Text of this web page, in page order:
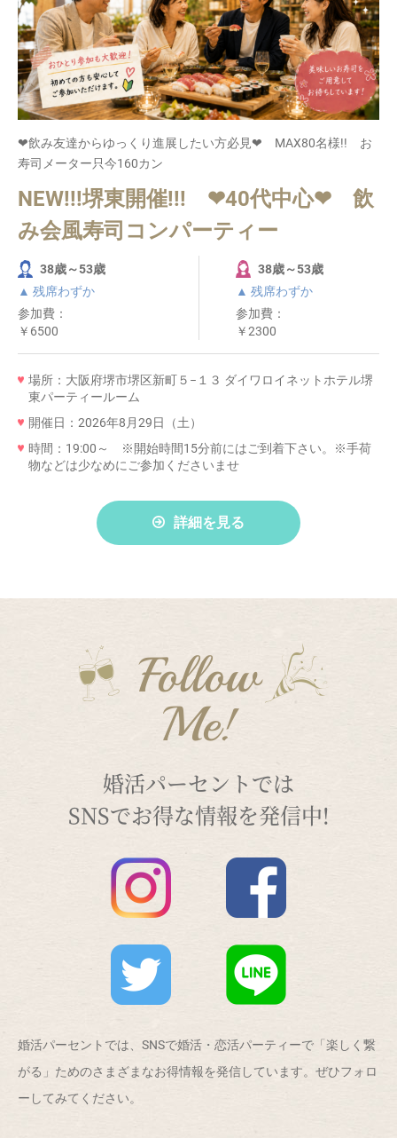
❤飲み友達からゆっくり進展したい方必見❤ MAX80名様!! お
寿司メーター只今160カン
NEW!!!堺東開催!!! ❤40代中心❤ 飲
み会風寿司コンパーティー
38歳～53歳
▲ 残席わずか
参加費：
￥6500
38歳～53歳
▲ 残席わずか
参加費：
￥2300
場所：大阪府堺市堺区新町５−１３ ダイワロイネットホテル堺
東パーティールーム
開催日：2026年8月29日（土）
時間：19:00～ ※開始時間15分前にはご到着下さい。※手荷
物などは少なめにご参加くださいませ
詳細を見る
Follow
Me!
婚活パーセントでは
SNSでお得な情報を発信中!
婚活パーセントでは、SNSで婚活・恋活パーティーで「楽しく繋
がる」ためのさまざまなお得情報を発信しています。ぜひフォロ
ーしてみてください。